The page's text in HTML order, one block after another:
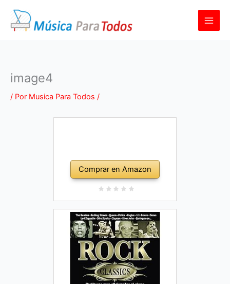
contenido
image4
/ Por Musica Para Todos /
Comprar en Amazon